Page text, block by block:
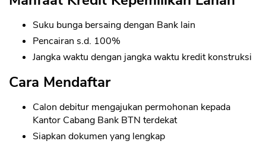
Suku bunga bersaing dengan Bank lain
Pencairan s.d. 100%
Jangka waktu dengan jangka waktu kredit konstruksi
Cara Mendaftar
Calon debitur mengajukan permohonan kepada
Kantor Cabang Bank BTN terdekat
Siapkan dokumen yang lengkap